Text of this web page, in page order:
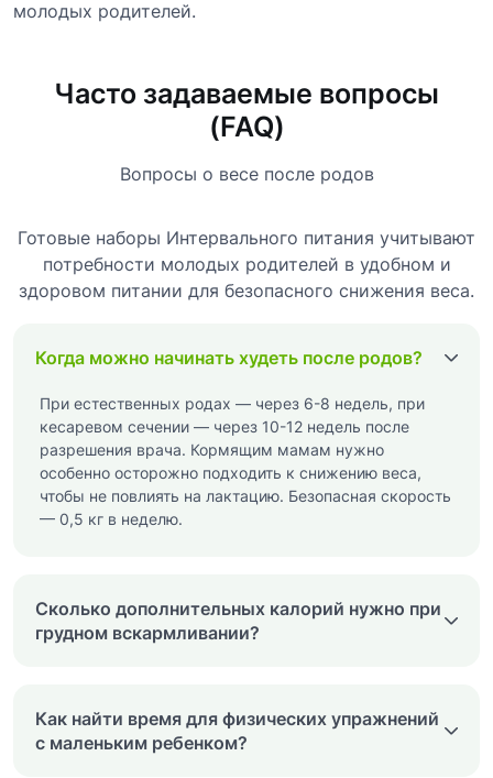
молодых родителей.
Часто задаваемые вопросы
(FAQ)
Вопросы о весе после родов
Готовые наборы Интервального питания учитывают
потребности молодых родителей в удобном и
здоровом питании для безопасного снижения веса.
Когда можно начинать худеть после родов?
При естественных родах — через 6-8 недель, при
кесаревом сечении — через 10-12 недель после
разрешения врача. Кормящим мамам нужно
особенно осторожно подходить к снижению веса,
чтобы не повлиять на лактацию. Безопасная скорость
— 0,5 кг в неделю.
Сколько дополнительных калорий нужно при
грудном вскармливании?
Как найти время для физических упражнений
с маленьким ребенком?